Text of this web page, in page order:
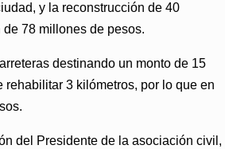
y la reconstrucción de 40
78 millones de pesos.
destinando un monto de 15
3 kilómetros, por lo que en
del Presidente de la asociación civil,